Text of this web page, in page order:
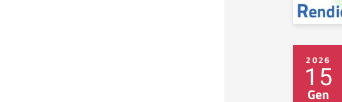
2026
15
Gen